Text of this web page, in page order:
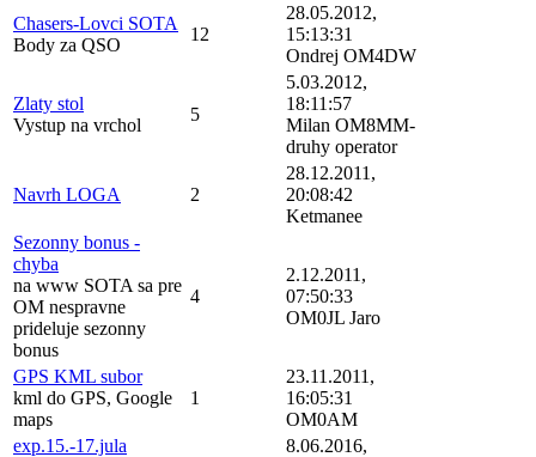
Chasers-Lovci SOTA
Body za QSO
12
28.05.2012,
15:13:31
Ondrej OM4DW
Zlaty stol
Vystup na vrchol
5
5.03.2012,
18:11:57
Milan OM8MM-
druhy operator
Navrh LOGA 2
28.12.2011,
20:08:42
Ketmanee
Sezonny bonus -
chyba
na www SOTA sa pre
OM nespravne
prideluje sezonny
bonus
4
2.12.2011,
07:50:33
OM0JL Jaro
GPS KML subor
kml do GPS, Google
maps
1
23.11.2011,
16:05:31
OM0AM
exp.15.-17.jula
8.06.2016,